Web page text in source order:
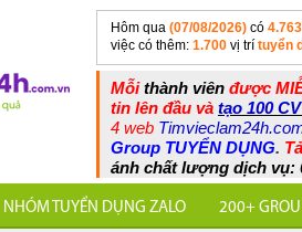
Hôm qua (07/08/2026) có 4.763
việc có thêm: 1.700 vị trí tuyển
Mỗithành viên được
tin lên đầu và tạo 100
4 web
Group TUYỂN DỤNG.
ánh chất lượng dịch vụ:
NHÓM TUYỂN DỤNG ZALO 200+